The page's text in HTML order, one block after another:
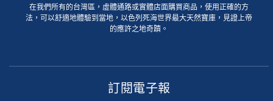
在我們所有的台灣區，虛體通路或實體店面購買商品，使用正確的方
法，可以舒適地體驗到當地，以色列死海世界最大天然寶庫，見證上帝
的應許之地奇蹟。
訂閱電子報